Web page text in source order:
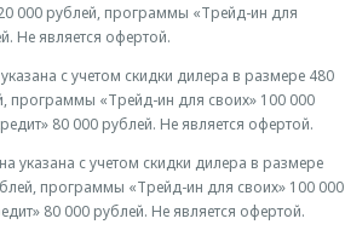
000 рублей, программы «Трейд-ин для
Не является офертой.
с учетом скидки дилера в размере 480
программы «Трейд-ин для своих» 100 000
80 000 рублей. Не является офертой.
указана с учетом скидки дилера в размере
программы «Трейд-ин для своих» 100 000
80 000 рублей. Не является офертой.